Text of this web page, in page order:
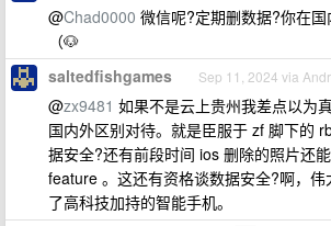
@Chad0000 微信呢?定期删数据?你在
（🐶
saltedfishgames Sep 11, 2024 via
@zx9481 如果不是云上贵州我差点以为
国内外区别对待。就是臣服于 zf 脚下的
据安全?还有前段时间 ios 删除的照片还
feature 。这还有资格谈数据安全?啊，
了高科技加持的智能手机。